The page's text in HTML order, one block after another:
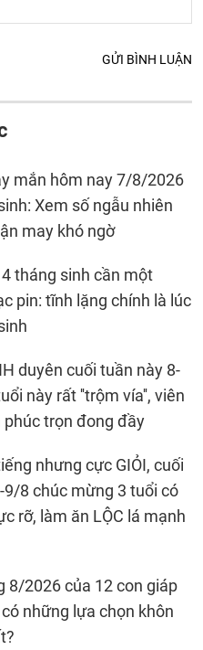
GỬI BÌNH LUẬN
mắn hôm nay 7/8/2026
Xem số ngẫu nhiên
may khó ngờ
tháng sinh cần một
pin: tĩnh lặng chính là lúc
duyên cuối tuần này 8-
này rất ''trộm vía'', viên
phúc trọn đong đầy
nhưng cực GIỎI, cuối
9/8 chúc mừng 3 tuổi có
rỡ, làm ăn LỘC lá mạnh
8/2026 của 12 con giáp
những lựa chọn khôn